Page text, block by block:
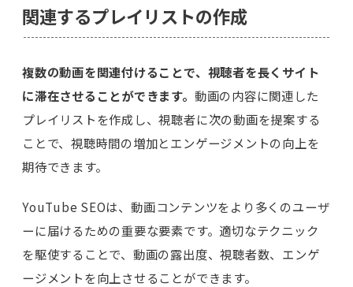
関連するプレイリストの作成
複数の動画を関連付けることで、視聴者を長くサイト
に滞在させることができます。 動画の内容に関連した
プレイリストを作成し、視聴者に次の動画を提案する
ことで、視聴時間の増加とエンゲージメントの向上を
期待できます。
YouTube SEOは、動画コンテンツをより多くのユーザ
ーに届けるための重要な要素です。適切なテクニック
を駆使することで、動画の露出度、視聴者数、エンゲ
ージメントを向上させることができます。